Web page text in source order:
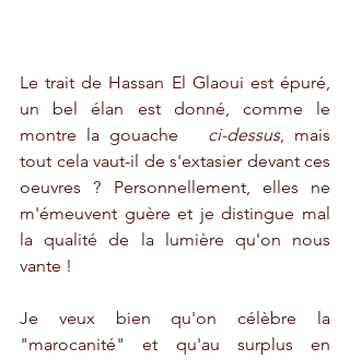
Le trait de Hassan El Glaoui est épuré,
un bel élan est donné, comme le
montre la gouache ci-dessus, mais
tout cela vaut-il de s'extasier devant ces
oeuvres ? Personnellement, elles ne
m'émeuvent guère et je distingue mal
la qualité de la lumière qu'on nous
vante !
Je veux bien qu'on célèbre la
"marocanité" et qu'au surplus en